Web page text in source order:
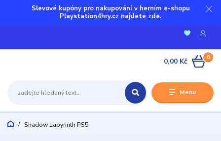
Slevové kupóny pro nakupování v herním e-shopu
Playstation4hry.cz najdete zde.
Menu
0
0,00 Kč
Shadow Labyrinth PS5